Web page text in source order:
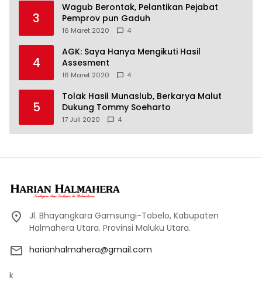
3
Wagub Berontak, Pelantikan Pejabat
Pemprov pun Gaduh
16 Maret 2020 4
4
AGK: Saya Hanya Mengikuti Hasil
Assesment
16 Maret 2020 4
5
Tolak Hasil Munaslub, Berkarya Malut
Dukung Tommy Soeharto
17 Juli 2020 4
Jl. Bhayangkara Gamsungi-Tobelo, Kabupaten
Halmahera Utara. Provinsi Maluku Utara.
harianhalmahera@gmail.com
k